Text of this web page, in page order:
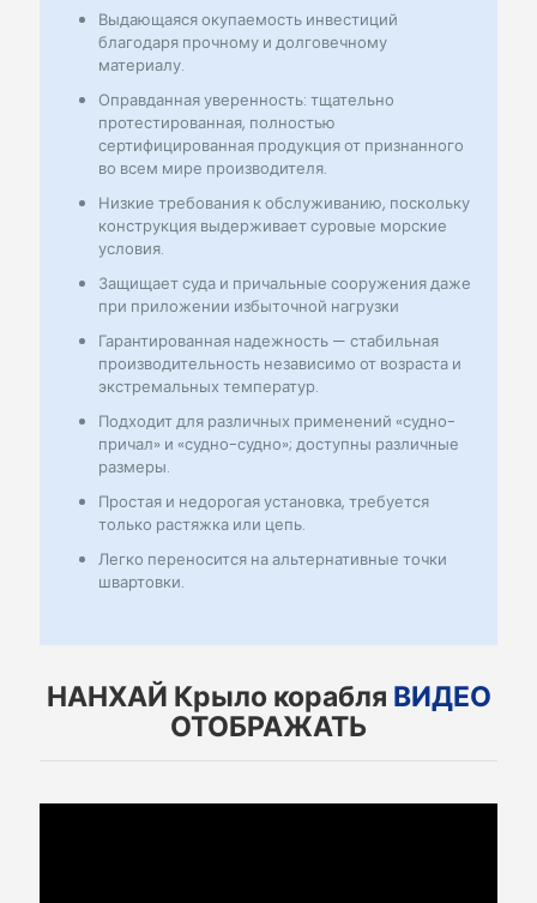
Выдающаяся окупаемость инвестиций
благодаря прочному и долговечному
материалу.
Оправданная уверенность: тщательно
протестированная, полностью
сертифицированная продукция от признанного
во всем мире производителя.
Низкие требования к обслуживанию, поскольку
конструкция выдерживает суровые морские
условия.
Защищает суда и причальные сооружения даже
при приложении избыточной нагрузки
Гарантированная надежность — стабильная
производительность независимо от возраста и
экстремальных температур.
Подходит для различных применений «судно-
причал» и «судно-судно»; доступны различные
размеры.
Простая и недорогая установка, требуется
только растяжка или цепь.
Легко переносится на альтернативные точки
швартовки.
НАНХАЙ Крыло корабля ВИДЕО
ОТОБРАЖАТЬ